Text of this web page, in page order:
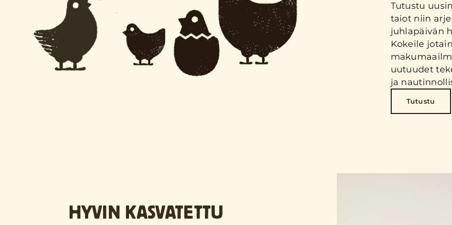
Tutustu
taiot niin
juhlapäivän
Kokeile
uutuudet
ja
Tutustu
HYVIN KASVATETTU